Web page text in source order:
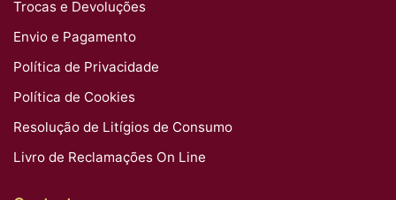
Trocas e Devoluções
Envio e Pagamento
Política de Privacidade
Política de Cookies
Resolução de Litígios de Consumo
Livro de Reclamações On Line